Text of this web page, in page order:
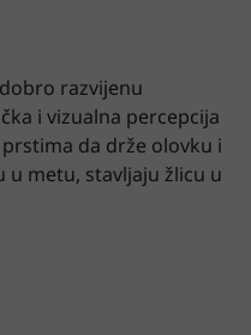
razvijenu
i vizualna percepcija
da drže olovku i
metu, stavljaju žlicu u